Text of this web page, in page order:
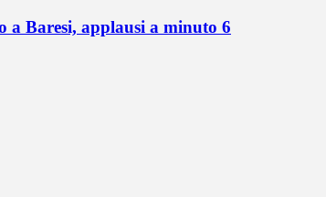
a Baresi, applausi a minuto 6